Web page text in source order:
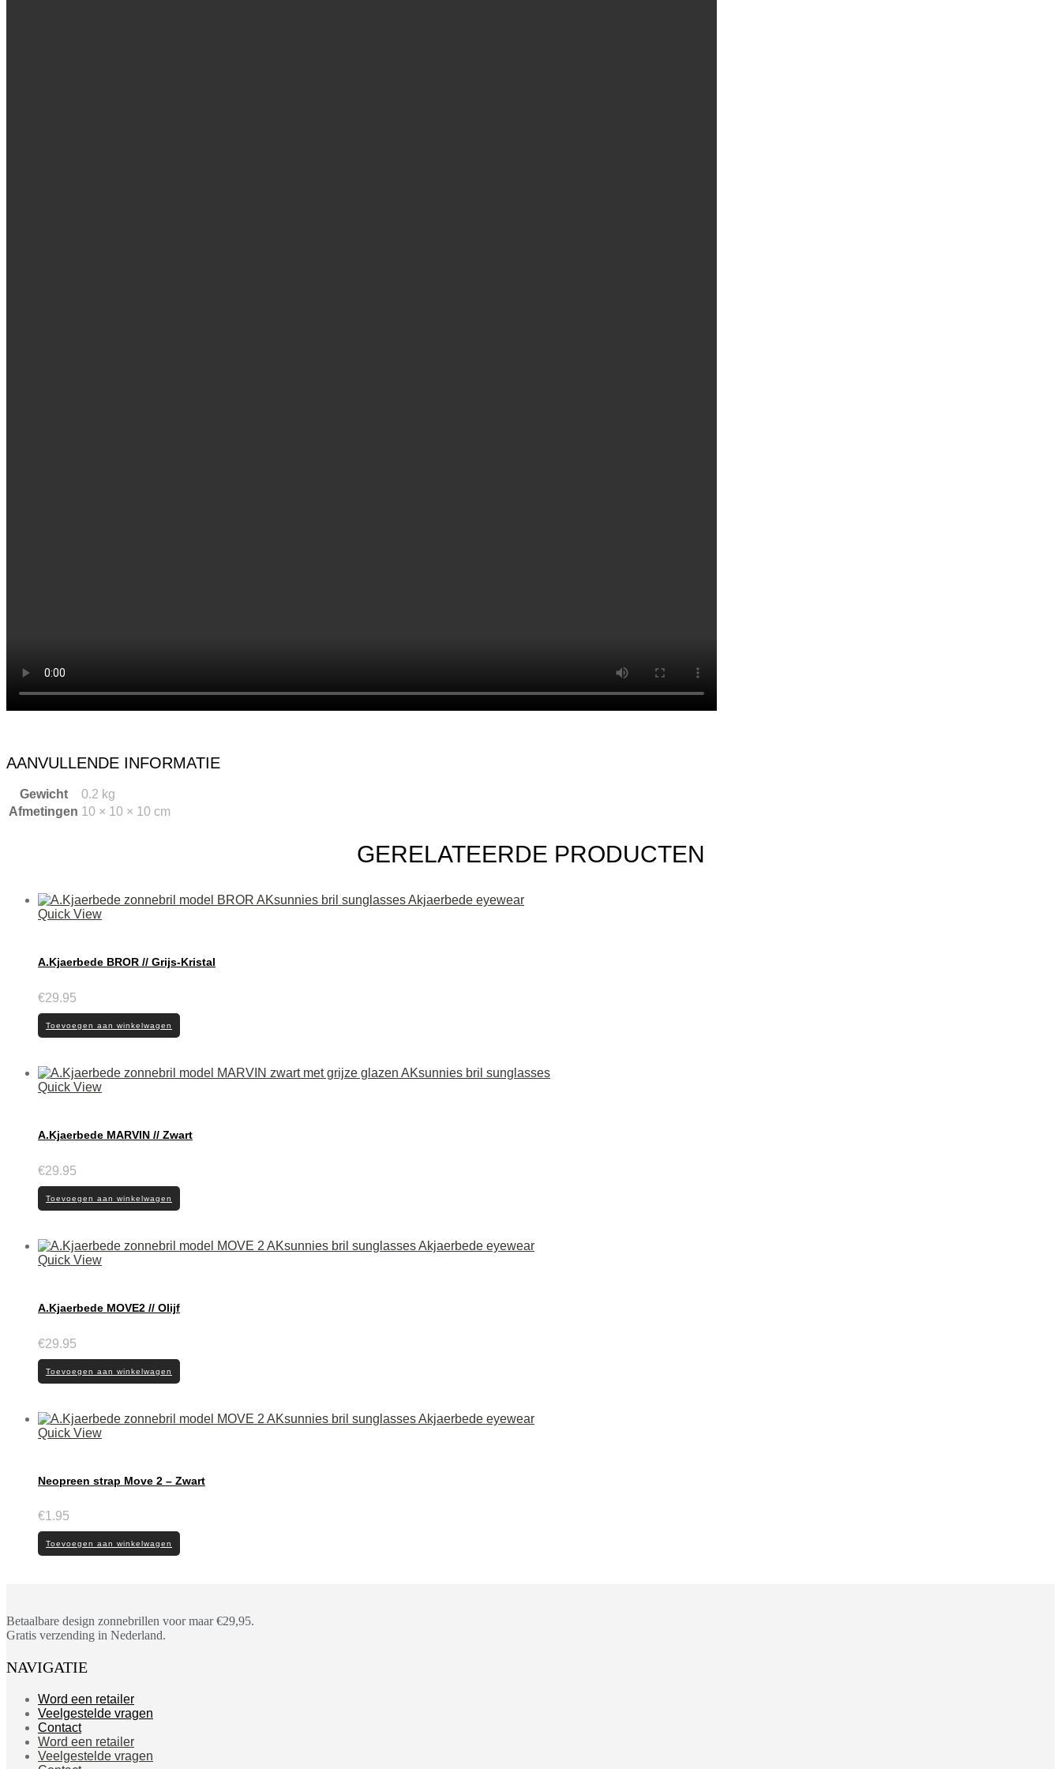
AANVULLENDE INFORMATIE
Gewicht
0.2 kg
Afmetingen 10 × 10 × 10 cm
GERELATEERDE PRODUCTEN
Quick View
A.Kjaerbede BROR // Grijs-Kristal
€29.95
Toevoegen aan winkelwagen
Quick View
A.Kjaerbede MARVIN // Zwart
€29.95
Toevoegen aan winkelwagen
Quick View
A.Kjaerbede MOVE2 // Olijf
€29.95
Toevoegen aan winkelwagen
Quick View
Neopreen strap Move 2 – Zwart
€1.95
Toevoegen aan winkelwagen
Betaalbare design zonnebrillen voor maar €29,95.
Gratis verzending in Nederland.
NAVIGATIE
Word een retailer
Veelgestelde vragen
Contact
Word een retailer
Veelgestelde vragen